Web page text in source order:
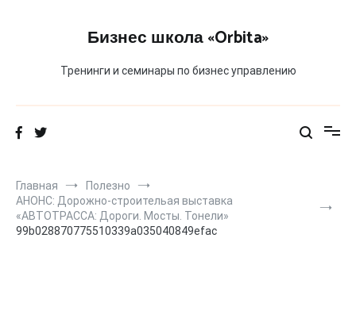
Бизнес школа «Orbita»
Тренинги и семинары по бизнес управлению
Главная
Полезно
АНОНС: Дорожно-строительая выставка
«АВТОТРАССА: Дороги. Мосты. Тонели»
99b028870775510339a035040849efac